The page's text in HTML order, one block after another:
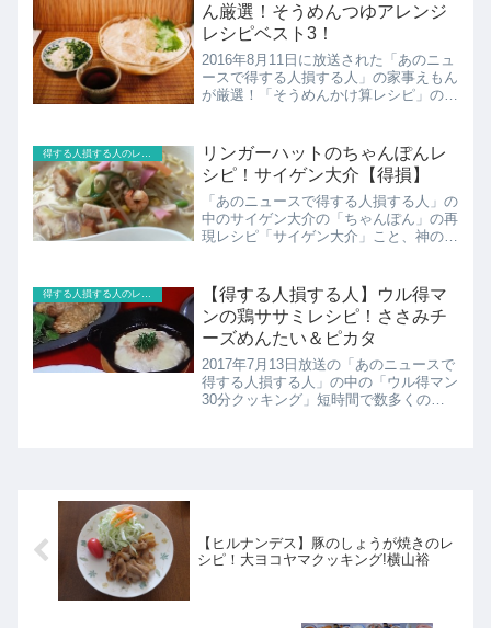
ん厳選！そうめんつゆアレンジ
レシピベスト3！
2016年8月11日に放送された「あのニュ
ースで得する人損する人」の家事えもん
が厳選！「そうめんかけ算レシピ」の紹
リンガーハットのちゃんぽんレ
シピ！サイゲン大介【得損】
「あのニュースで得する人損する人」の
中のサイゲン大介の「ちゃんぽん」の再
現レシピ「サイゲン大介」こと、神の舌
100種類以上の調味料が並び、料理の腕
は一級品！一度食べただ...
得する人損する人のレシピ
【得する人損する人】ウル得マ
ンの鶏ササミレシピ！ささみチ
ーズめんたい＆ピカタ
2017年7月13日放送の「あのニュースで
得する人損する人」の中の「ウル得マン
30分クッキング」短時間で数多くのメ
【ヒルナンデス】豚のしょうが焼きのレ
シピ！大ヨコヤマクッキング!横山裕